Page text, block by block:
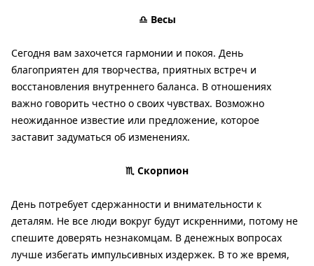
♎ Весы
Сегодня вам захочется гармонии и покоя. День
благоприятен для творчества, приятных встреч и
восстановления внутреннего баланса. В отношениях
важно говорить честно о своих чувствах. Возможно
неожиданное известие или предложение, которое
заставит задуматься об изменениях.
♏ Скорпион
День потребует сдержанности и внимательности к
деталям. Не все люди вокруг будут искренними, потому не
спешите доверять незнакомцам. В денежных вопросах
лучше избегать импульсивных издержек. В то же время,